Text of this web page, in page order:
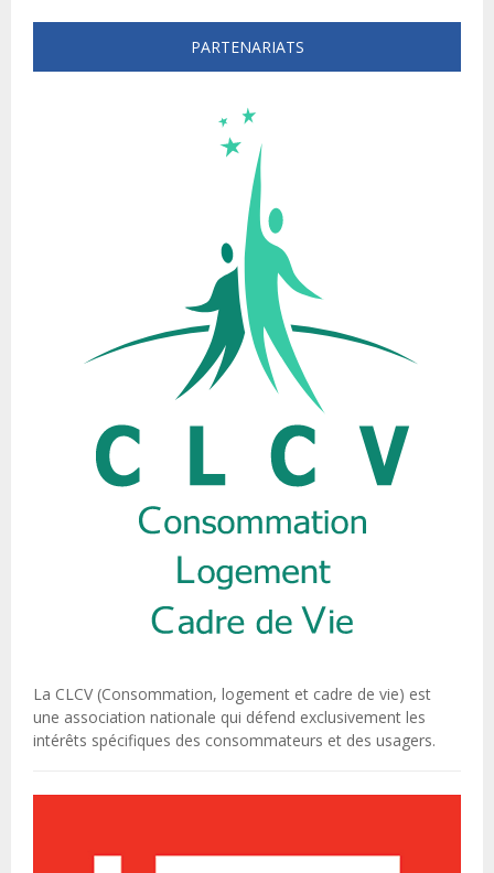
PARTENARIATS
La CLCV (Consommation, logement et cadre de vie) est
une association nationale qui défend exclusivement les
intérêts spécifiques des consommateurs et des usagers.